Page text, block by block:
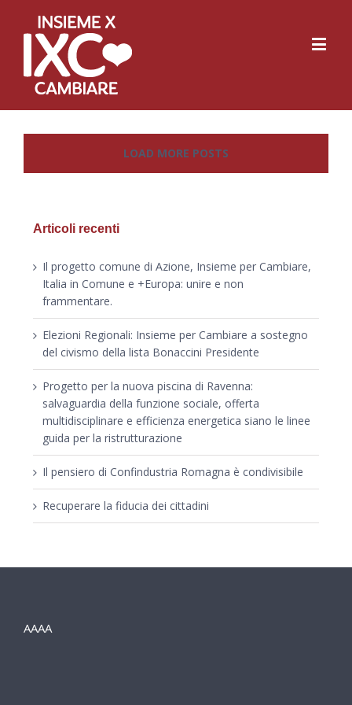
LOAD MORE POSTS
Articoli recenti
Il progetto comune di Azione, Insieme per Cambiare,
Italia in Comune e +Europa: unire e non
frammentare.
Elezioni Regionali: Insieme per Cambiare a sostegno
del civismo della lista Bonaccini Presidente
Progetto per la nuova piscina di Ravenna:
salvaguardia della funzione sociale, offerta
multidisciplinare e efficienza energetica siano le linee
guida per la ristrutturazione
Il pensiero di Confindustria Romagna è condivisibile
Recuperare la fiducia dei cittadini
AAAA